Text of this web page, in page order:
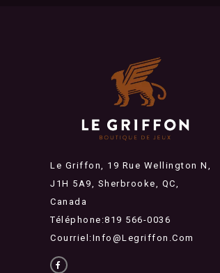
Le Griffon, 19 Rue Wellington N,
J1H 5A9, Sherbrooke, QC,
Canada
Téléphone:819 566-0036
Courriel:Info@legriffon.com